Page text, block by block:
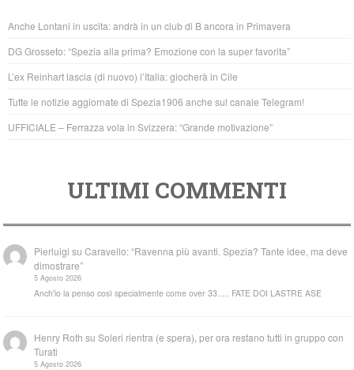
b
o
o
k
A
p
p
Anche Lontani in uscita: andrà in un club di B ancora in Primavera
DG Grosseto: “Spezia alla prima? Emozione con la super favorita”
L’ex Reinhart lascia (di nuovo) l’Italia: giocherà in Cile
Tutte le notizie aggiornate di Spezia1906 anche sul canale Telegram!
UFFICIALE – Ferrazza vola in Svizzera: “Grande motivazione”
ULTIMI COMMENTI
Pierluigi suCaravello: “Ravenna più avanti. Spezia? Tante idee, ma deve
dimostrare”
5 Agosto 2026
Anch'io la penso così specialmente come over 33..... FATE DOI LASTRE ASE
Henry Roth suSoleri rientra (e spera), per ora restano tutti in gruppo con
Turati
5 Agosto 2026